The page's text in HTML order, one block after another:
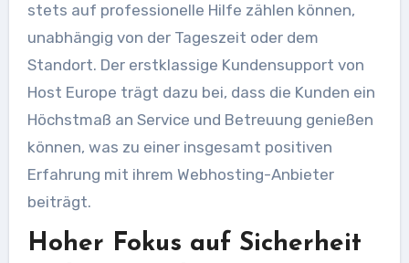
stets auf professionelle Hilfe zählen können,
unabhängig von der Tageszeit oder dem
Standort. Der erstklassige Kundensupport von
Host Europe trägt dazu bei, dass die Kunden ein
Höchstmaß an Service und Betreuung genießen
können, was zu einer insgesamt positiven
Erfahrung mit ihrem Webhosting-Anbieter
beiträgt.
Hoher Fokus auf Sicherheit